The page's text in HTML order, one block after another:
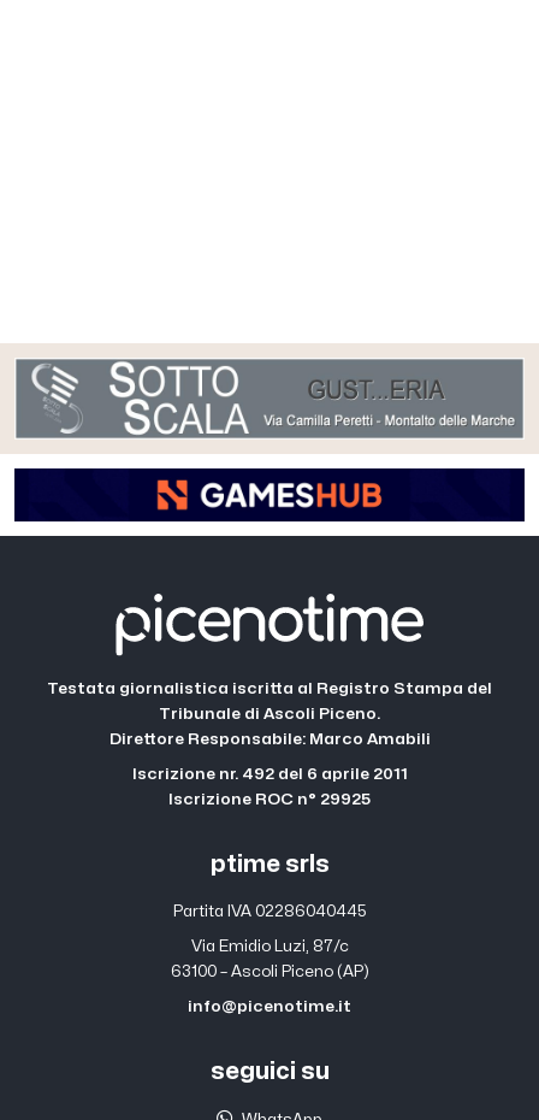
Testata giornalistica iscritta al Registro Stampa del
Tribunale di Ascoli Piceno.
Direttore Responsabile: Marco Amabili
Iscrizione nr. 492 del 6 aprile 2011
Iscrizione ROC n° 29925
ptime srls
Partita IVA 02286040445
Via Emidio Luzi, 87/c
63100 – Ascoli Piceno (AP)
info@picenotime.it
seguici su